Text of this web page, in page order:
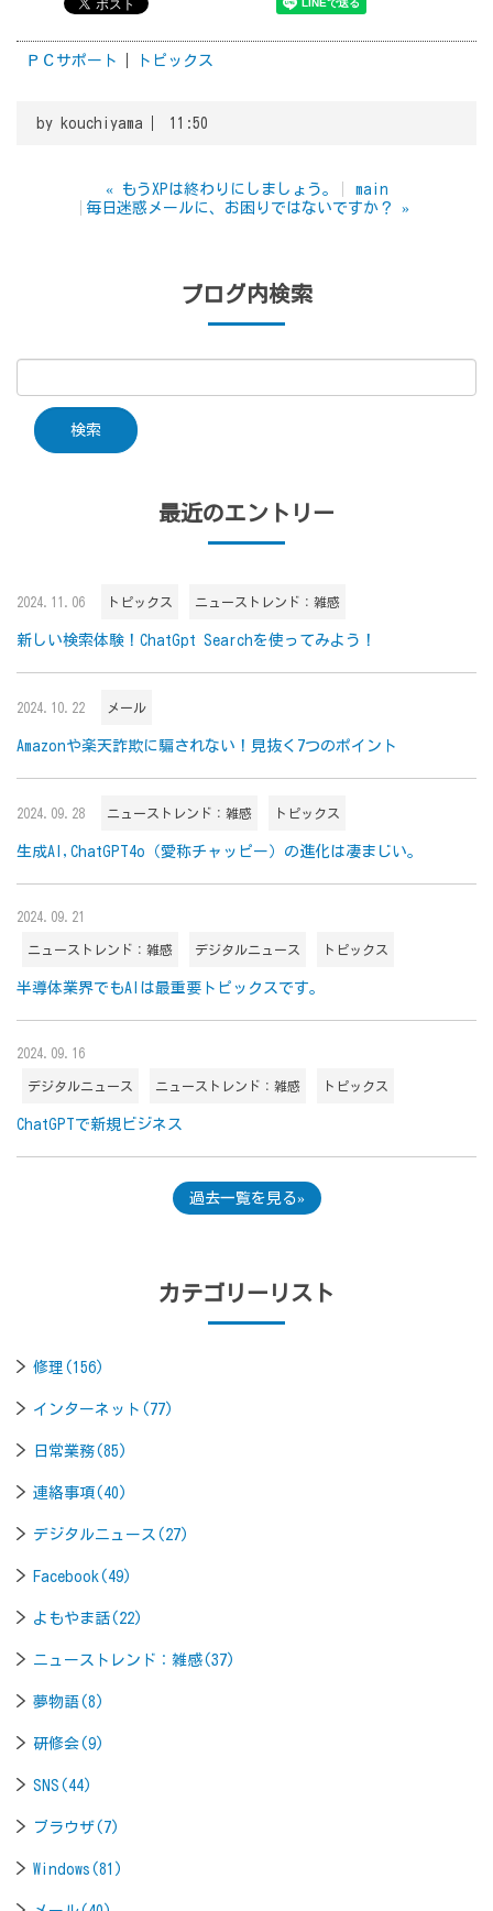
ＰＣサポート トピックス
by kouchiyama 11:50
« もうXPは終わりにしましょう。
main
毎日迷惑メールに、お困りではないですか？
»
ブログ内検索
最近のエントリー
2024.11.06 トピックス ニューストレンド：雑感
新しい検索体験！ChatGpt Searchを使ってみよう！
2024.10.22 メール
Amazonや楽天詐欺に騙されない！見抜く7つのポイント
2024.09.28 ニューストレンド：雑感 トピックス
生成AI,ChatGPT4o（愛称チャッピー）の進化は凄まじい。
2024.09.21
ニューストレンド：雑感 デジタルニュース トピックス
半導体業界でもAIは最重要トピックスです。
2024.09.16
デジタルニュース ニューストレンド：雑感 トピックス
ChatGPTで新規ビジネス
過去一覧を見る
カテゴリーリスト
修理(156)
インターネット(77)
日常業務(85)
連絡事項(40)
デジタルニュース(27)
Facebook(49)
よもやま話(22)
ニューストレンド：雑感(37)
夢物語(8)
研修会(9)
SNS(44)
ブラウザ(7)
Windows(81)